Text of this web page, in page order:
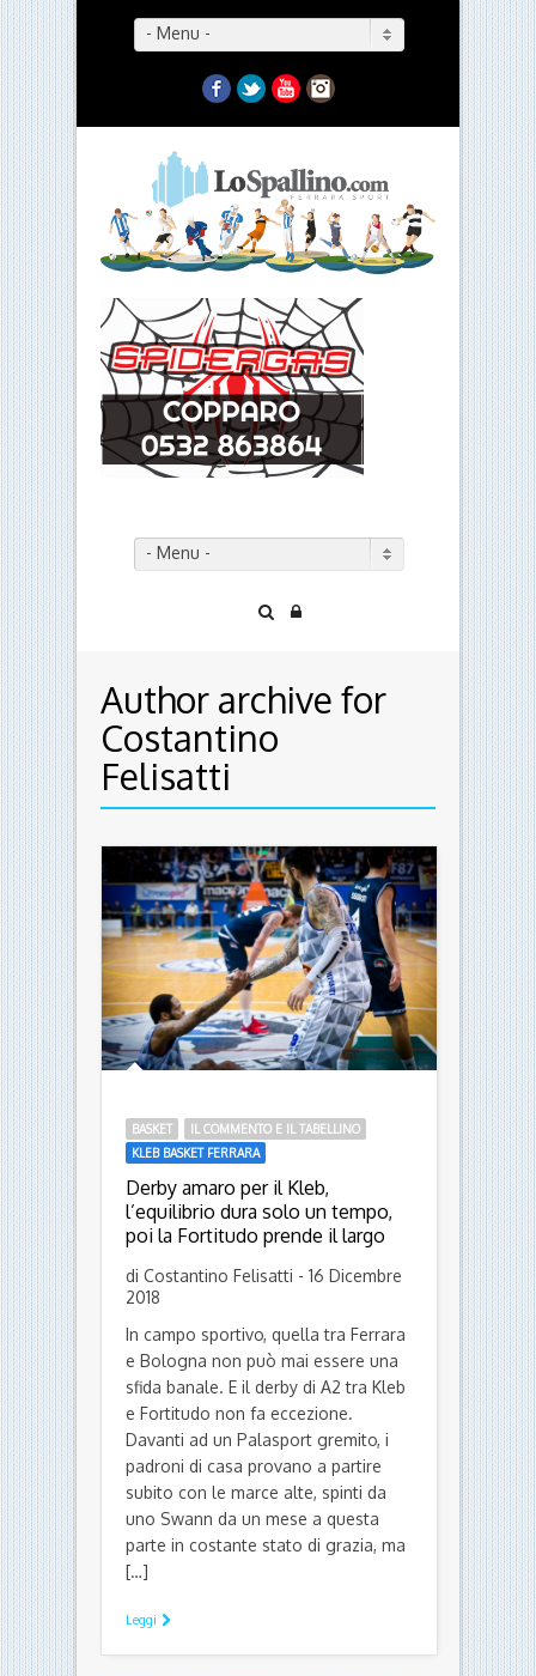
- Menu -
Facebook
TwitterYouTubeInstagram
- Menu -
Author archive for
Costantino
Felisatti
BASKET
IL COMMENTO E IL TABELLINO
KLEB BASKET FERRARA
Derby amaro per il Kleb,
l’equilibrio dura solo un tempo,
poi la Fortitudo prende il largo
di Costantino Felisatti - 16 Dicembre
2018
In campo sportivo, quella tra Ferrara
e Bologna non può mai essere una
sfida banale. E il derby di A2 tra Kleb
e Fortitudo non fa eccezione.
Davanti ad un Palasport gremito, i
padroni di casa provano a partire
subito con le marce alte, spinti da
uno Swann da un mese a questa
parte in costante stato di grazia, ma
[…]
Leggi